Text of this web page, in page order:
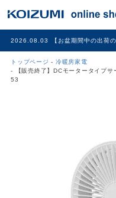
2026.08.03 【お盆期間中の出荷
トップページ
冷暖房家電
【販売終了】DCモータータイプ
53
WEB限定品
冷暖房家電